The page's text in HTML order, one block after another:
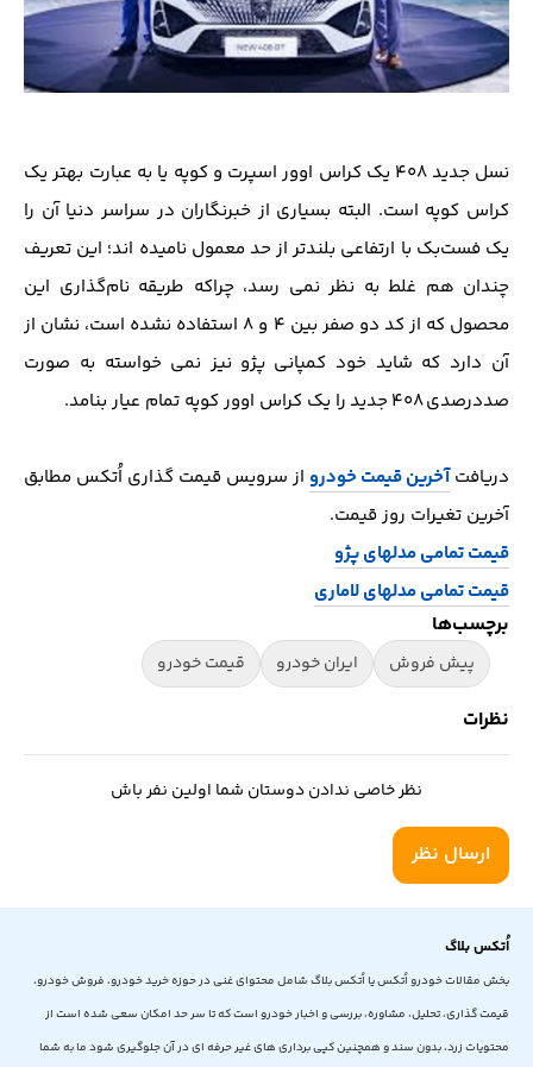
نسل جدید ۴۰۸ یک کراس اوور اسپرت و کوپه یا به عبارت بهتر یک
کراس کوپه است. البته بسیاری از خبرنگاران در سراسر دنیا آن را
یک فست‌بک با ارتفاعی بلندتر از حد معمول نامیده اند؛ این تعریف
چندان هم غلط به نظر نمی رسد، چراکه طریقه نام‌گذاری این
محصول که از کد دو صفر بین ۴ و ۸ استفاده نشده است، نشان از
آن دارد که شاید خود کمپانی پژو نیز نمی خواسته به صورت
صددرصدی ۴۰۸ جدید را یک کراس اوور کوپه تمام عیار بنامد.
دریافتآخرین قیمت خودرو از سرویس قیمت گذاری اُتکس مطابق
آخرین تغیرات روز قیمت.
قیمت تمامی مدلهای پژو
قیمت تمامی مدلهای لاماری
برچسب‌ها
پیش فروش ایران خودرو قیمت خودرو
نظرات
نظر خاصی ندادن دوستان شما اولین نفر باش
ارسال نظر
اُتکس بلاگ
بخش مقالات خودرو اُتکس یا اُتکس بلاگ شامل محتوای غنی در حوزه خرید خودرو، فروش خودرو،
قیمت گذاری، تحلیل، مشاوره، بررسی و اخبار خودرو است که تا سر حد امکان سعی شده است از
محتویات زرد، بدون سند و همچنین کپی برداری های غیر حرفه ای در آن جلوگیری شود ما به شما